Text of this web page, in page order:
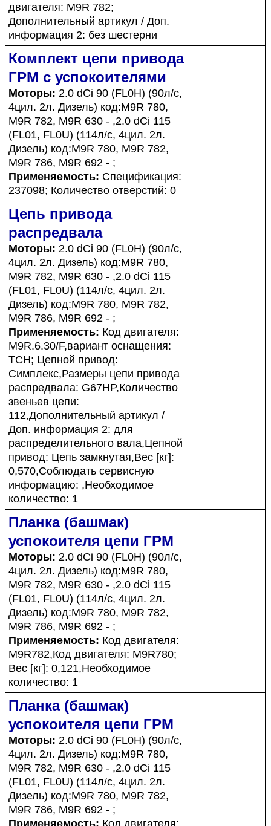
двигателя: M9R 782;
Дополнительный артикул / Доп.
информация 2: без шестерни
Комплект цепи привода
ГРМ с успокоителями
Моторы: 2.0 dCi 90 (FL0H) (90л/с,
4цил. 2л. Дизель) код:M9R 780,
M9R 782, M9R 630 - ,2.0 dCi 115
(FL01, FL0U) (114л/с, 4цил. 2л.
Дизель) код:M9R 780, M9R 782,
M9R 786, M9R 692 - ;
Применяемость: Спецификация:
237098; Количество отверстий: 0
Цепь привода
распредвала
Моторы: 2.0 dCi 90 (FL0H) (90л/с,
4цил. 2л. Дизель) код:M9R 780,
M9R 782, M9R 630 - ,2.0 dCi 115
(FL01, FL0U) (114л/с, 4цил. 2л.
Дизель) код:M9R 780, M9R 782,
M9R 786, M9R 692 - ;
Применяемость: Код двигателя:
M9R.6.30/F,вариант оснащения:
TCH; Цепной привод:
Симплекс,Размеры цепи привода
распредвала: G67HP,Количество
звеньев цепи:
112,Дополнительный артикул /
Доп. информация 2: для
распределительного вала,Цепной
привод: Цепь замкнутая,Вес [кг]:
0,570,Соблюдать сервисную
информацию: ,Необходимое
количество: 1
Планка (башмак)
успокоителя цепи ГРМ
Моторы: 2.0 dCi 90 (FL0H) (90л/с,
4цил. 2л. Дизель) код:M9R 780,
M9R 782, M9R 630 - ,2.0 dCi 115
(FL01, FL0U) (114л/с, 4цил. 2л.
Дизель) код:M9R 780, M9R 782,
M9R 786, M9R 692 - ;
Применяемость: Код двигателя:
M9R782,Код двигателя: M9R780;
Вес [кг]: 0,121,Необходимое
количество: 1
Планка (башмак)
успокоителя цепи ГРМ
Моторы: 2.0 dCi 90 (FL0H) (90л/с,
4цил. 2л. Дизель) код:M9R 780,
M9R 782, M9R 630 - ,2.0 dCi 115
(FL01, FL0U) (114л/с, 4цил. 2л.
Дизель) код:M9R 780, M9R 782,
M9R 786, M9R 692 - ;
Применяемость: Код двигателя: